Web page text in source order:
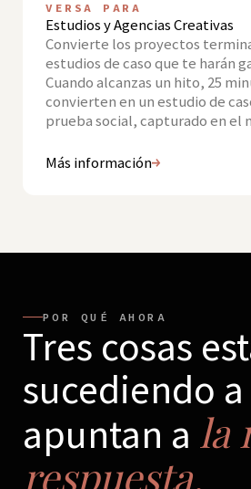
VERSA PARA
Estudios y Agencias Creativas
Convierte los proyectos
estudios de caso que te harán
Cuando alcanzas un hito, 25
convierten en un estudio de
prueba social, capturado en el
Más información
POR QUÉ AHORA
Tres cosas
sucediendo
apuntan a la
respuesta.